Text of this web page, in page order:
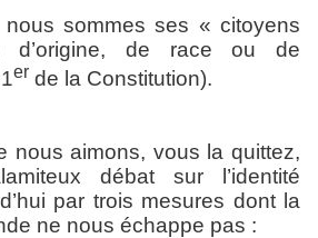
sommes ses « citoyens
d’origine, de race ou de
er de la Constitution).
nous aimons, vous la quittez,
débat sur l’identité
par trois mesures dont la
ne nous échappe pas :